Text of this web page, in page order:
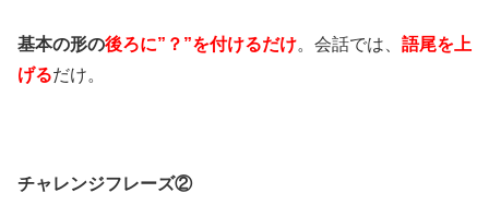
基本の形の後ろに”？”を付けるだけ。会話では、 語尾を上
げるだけ。
チャレンジフレーズ②